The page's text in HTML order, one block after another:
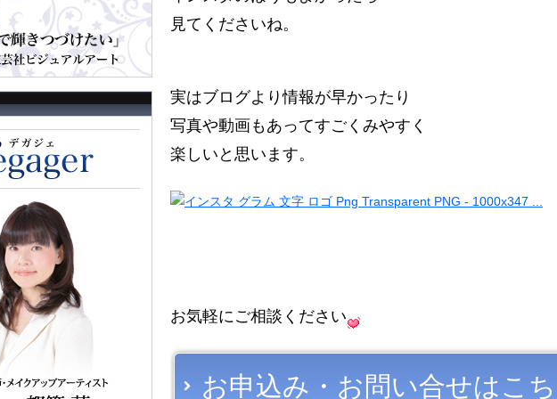
見てくださいね。
実はブログより情報が早かったり
写真や動画もあってすごくみやすく
楽しいと思います。
お気軽にご相談ください
お申込み・お問い合せはこ